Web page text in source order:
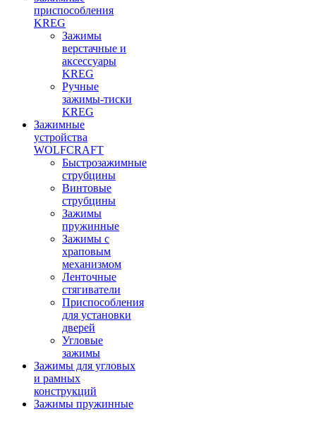
приспособления
KREG
Зажимы
верстачные и
аксессуары
KREG
Ручные
зажимы-тиски
KREG
Зажимные
устройства
WOLFCRAFT
Быстрозажимные
струбцины
Винтовые
струбцины
Зажимы
пружинные
Зажимы с
храповым
механизмом
Ленточные
стягиватели
Приспособления
для установки
дверей
Угловые
зажимы
Зажимы для угловых
и рамных
конструкций
Зажимы пружинные